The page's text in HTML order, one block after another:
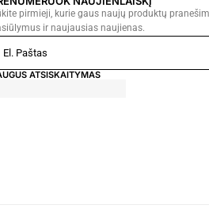
pirmieji, kurie gaus naujų produktų
ir naujausias naujienas.
ATSISKAITYMAS